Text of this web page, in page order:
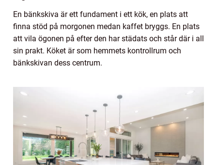
En bänkskiva är ett fundament i ett kök, en plats att
finna stöd på morgonen medan kaffet bryggs. En plats
att vila ögonen på efter den har städats och står där i all
sin prakt. Köket är som hemmets kontrollrum och
bänkskivan dess centrum.